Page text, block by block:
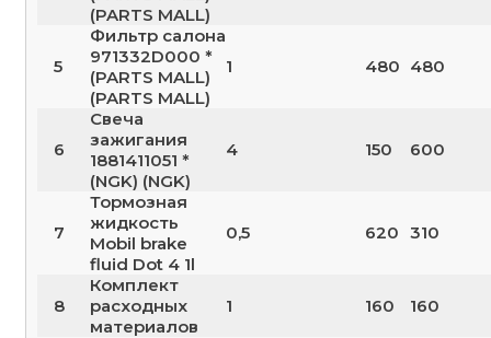
(PARTS MALL)
5
Фильтр салона
971332D000 *
(PARTS MALL)
(PARTS MALL)
1 480 480
6
Свеча
зажигания
1881411051 *
(NGK) (NGK)
4 150 600
7
Тормозная
жидкость
Mobil brake
fluid Dot 4 1l
0,5 620 310
8
Комплект
расходных
материалов
1 160 160